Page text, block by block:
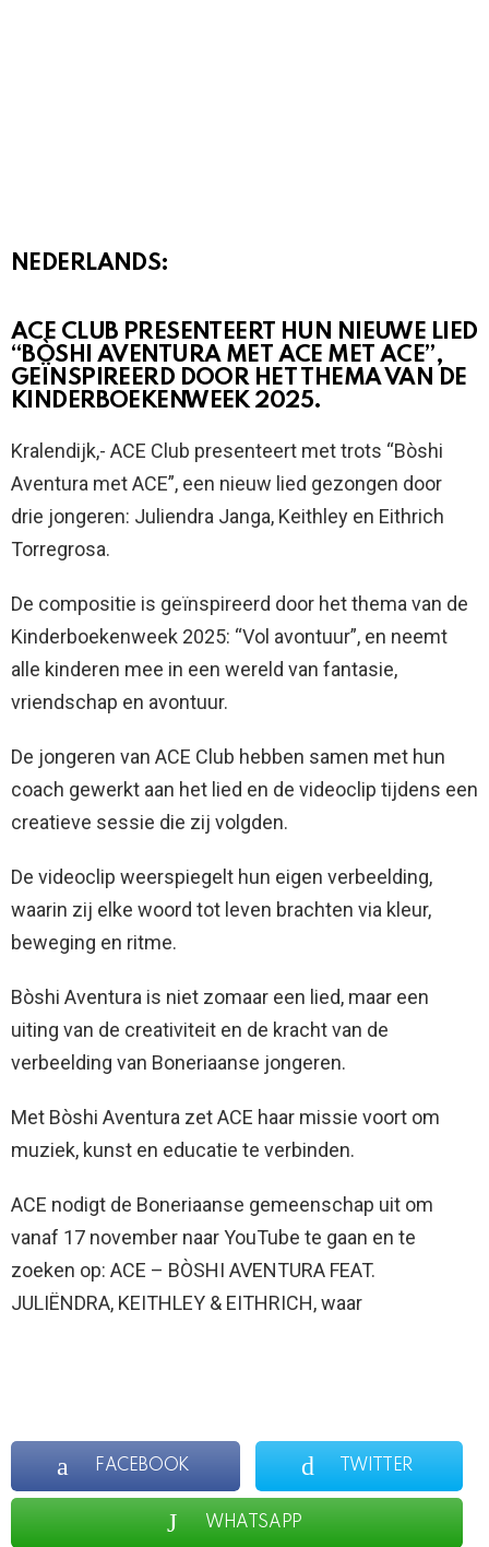
NEDERLANDS:
ACE CLUB PRESENTEERT HUN NIEUWE LIED
“BÒSHI AVENTURA MET ACE MET ACE”,
GEÏNSPIREERD DOOR HET THEMA VAN DE
KINDERBOEKENWEEK 2025.
Kralendijk,- ACE Club presenteert met trots “Bòshi
Aventura met ACE”, een nieuw lied gezongen door
drie jongeren: Juliendra Janga, Keithley en Eithrich
Torregrosa.
De compositie is geïnspireerd door het thema van de
Kinderboekenweek 2025: “Vol avontuur”, en neemt
alle kinderen mee in een wereld van fantasie,
vriendschap en avontuur.
De jongeren van ACE Club hebben samen met hun
coach gewerkt aan het lied en de videoclip tijdens een
creatieve sessie die zij volgden.
De videoclip weerspiegelt hun eigen verbeelding,
waarin zij elke woord tot leven brachten via kleur,
beweging en ritme.
Bòshi Aventura is niet zomaar een lied, maar een
uiting van de creativiteit en de kracht van de
verbeelding van Boneriaanse jongeren.
Met Bòshi Aventura zet ACE haar missie voort om
muziek, kunst en educatie te verbinden.
ACE nodigt de Boneriaanse gemeenschap uit om
vanaf 17 november naar YouTube te gaan en te
zoeken op: ACE – BÒSHI AVENTURA FEAT.
JULIËNDRA, KEITHLEY & EITHRICH, waar
FACEBOOK TWITTER
WHATSAPP